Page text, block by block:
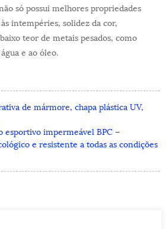
só possui melhores propriedades
intempéries, solidez da cor,
teor de metais pesados, como
e ao óleo.
de mármore, chapa plástica UV,
esportivo impermeável BPC –
e resistente a todas as condições